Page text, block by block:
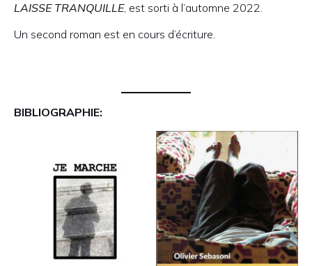
LAISSE TRANQUILLE, est sorti à l’automne 2022.
Un second roman est en cours d’écriture.
BIBLIOGRAPHIE: